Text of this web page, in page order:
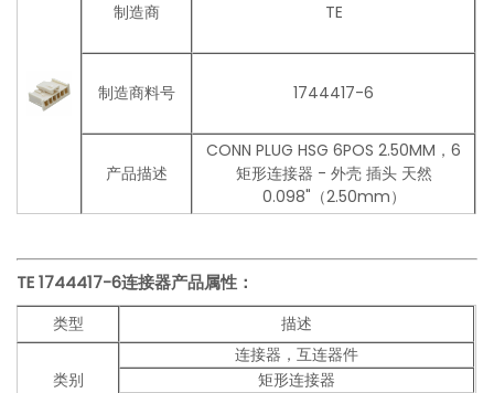
制造商 TE
制造商料号 1744417-6
产品描述
CONN PLUG HSG 6POS 2.50MM，6
矩形连接器 - 外壳 插头 天然
0.098"（2.50mm）
TE 1744417-6连接器产品属性：
类型 描述
类别
连接器，互连器件
矩形连接器